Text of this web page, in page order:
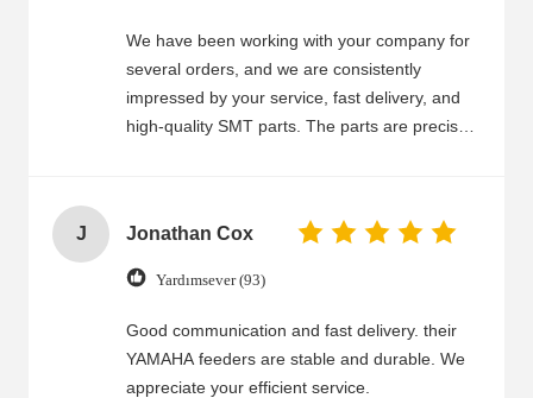
We have been working with your company for
several orders, and we are consistently
impressed by your service, fast delivery, and
high-quality SMT parts. The parts are precise,
professional, responsive, and always willing to
provide technical support. The packaging is
condition. We highly recommend you and will
continue to cooperate.
J Jonathan Cox
Yardımsever (93)
Good communication and fast delivery. their
YAMAHA feeders are stable and durable. We
appreciate your efficient service.